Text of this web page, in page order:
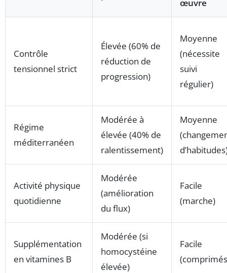
œuvre
Contrôle
tensionnel strict
Élevée (60% de
réduction de
progression)
Moyenne
(nécessite
suivi
régulier)
Régime
méditerranéen
Modérée à
élevée (40% de
ralentissement)
Moyenne
Activité physique
quotidienne
Modérée
(amélioration
du flux)
Facile
(marche)
Supplémentation
en vitamines B
Modérée (si
homocystéine
élevée)
Facile